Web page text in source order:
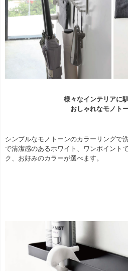
様々なインテリアに
おしゃれなモノト
シンプルなモノトーンのカラーリングで
で清潔感のあるホワイト、ワンポイント
ク、お好みのカラーが選べます。